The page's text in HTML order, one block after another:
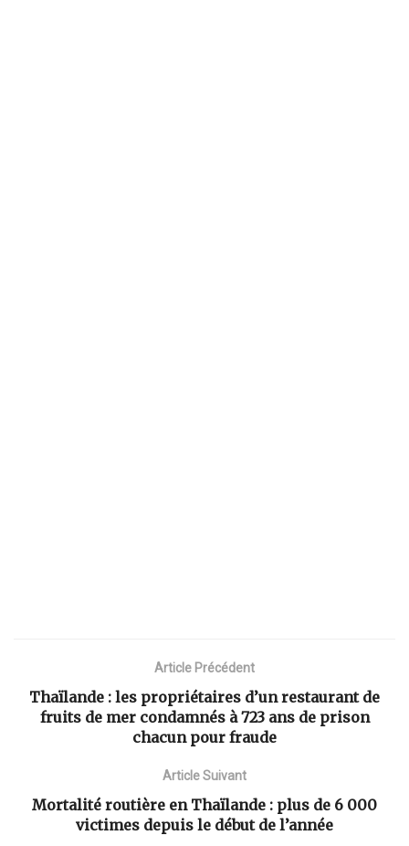
Article Précédent
Thaïlande : les propriétaires d’un restaurant de
fruits de mer condamnés à 723 ans de prison
chacun pour fraude
Article Suivant
Mortalité routière en Thaïlande : plus de 6 000
victimes depuis le début de l’année